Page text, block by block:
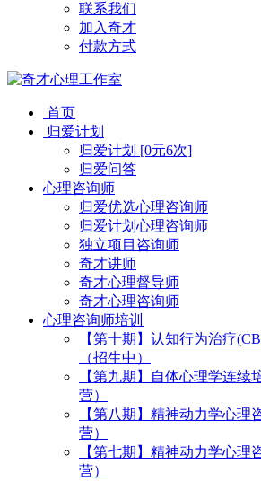
联系我们
加入奇才
付款方式
首页
归爱计划
归爱计划 [0元6次]
归爱问答
心理咨询师
归爱优选心理咨询师
归爱计划心理咨询师
独立项目咨询师
奇才讲师
奇才心理督导师
奇才心理咨询师
心理咨询师培训
【第十期】认知行为治疗
（招生中）
【第九期】自体心理学连续
营）
【第八期】精神动力学心理
营）
【第七期】精神动力学心理
营）